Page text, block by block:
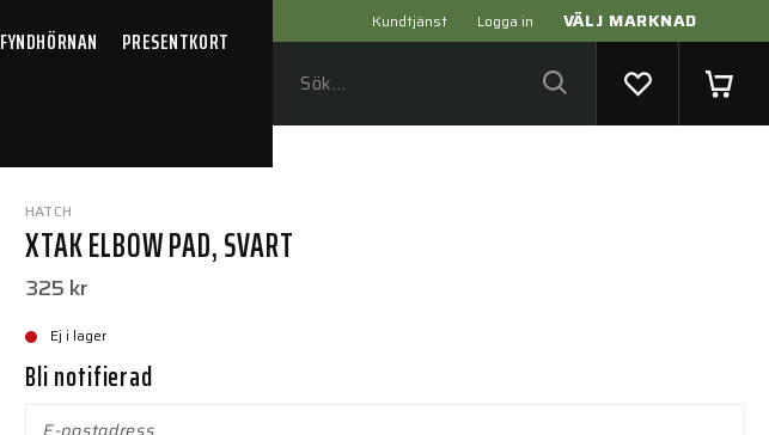
Kundtjänst Logga in VÄLJ MARKNAD
FYNDHÖRNAN PRESENTKORT
HATCH
XTAK ELBOW PAD, SVART
325 kr
Ej i lager
Bli notifierad